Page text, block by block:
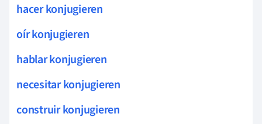
hacer konjugieren
oír konjugieren
hablar konjugieren
necesitar konjugieren
construir konjugieren